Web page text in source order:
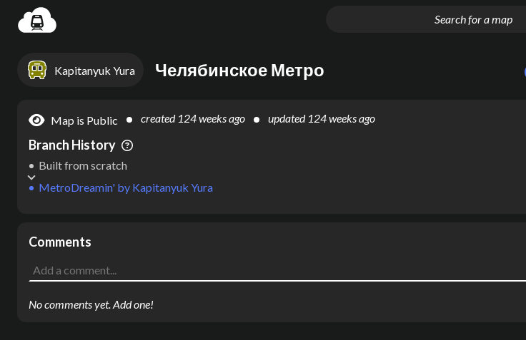
Kapitanyuk Yura Челябинское Метро
Map is Public created 124 weeks ago updated 124 weeks ago
Branch History
MetroDreamin' by Kapitanyuk Yura
Built from scratch
Comments
No comments yet. Add one!